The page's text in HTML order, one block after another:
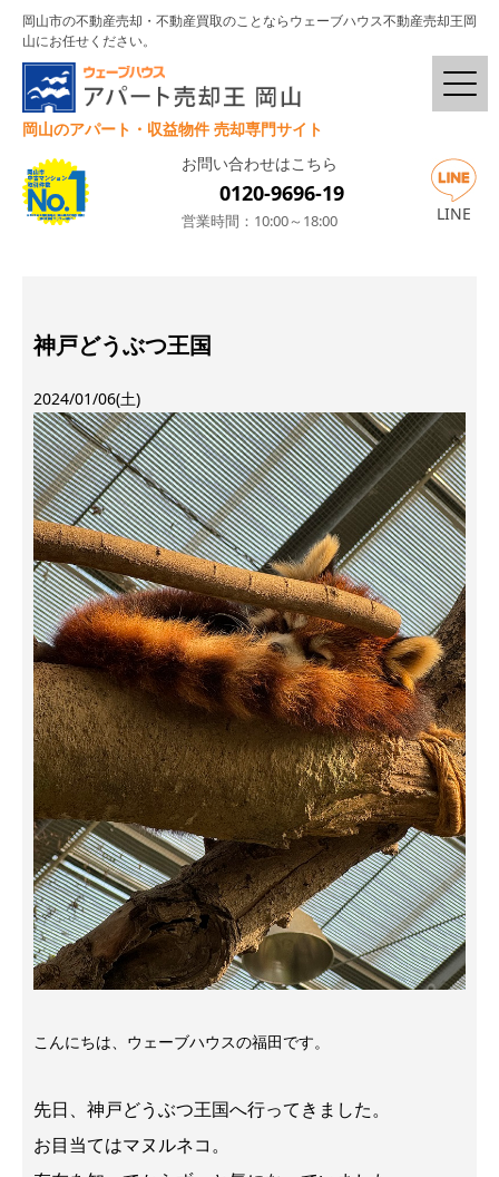
岡山市の不動産売却・不動産買取のことならウェーブハウス不動産売却王岡
山にお任せください。
岡山のアパート・収益物件 売却専門サイト
お問い合わせはこちら
0120-9696-19
営業時間：10:00～18:00 LINE
神戸どうぶつ王国
2024/01/06(土)
こんにちは、ウェーブハウスの福田です。
先日、神戸どうぶつ王国へ行ってきました。
お目当てはマヌルネコ。